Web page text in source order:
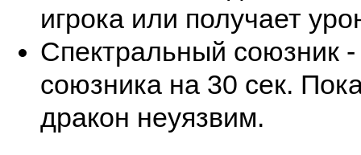
игрока или получает
Спектральный союзник
союзника на 30 сек.
дракон неуязвим.